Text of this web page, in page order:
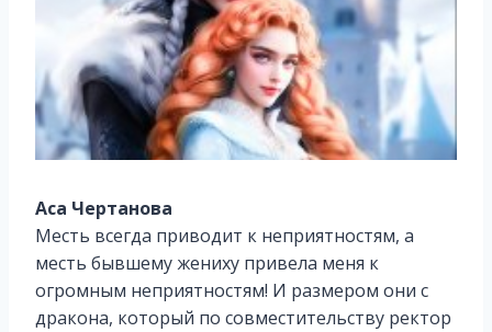
Аса Чертанова
Месть всегда приводит к неприятностям, а
месть бывшему жениху привела меня к
огромным неприятностям! И размером они с
дракона, который по совместительству ректор